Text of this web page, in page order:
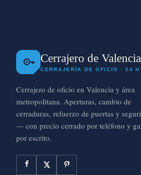
Cerrajero de
CERRAJERÍA DE OFICIO · 24 H
Cerrajero de oficio en Valencia y área
metropolitana. Aperturas, cambio de
cerraduras, refuerzo de puertas y
— con precio cerrado por teléfono y
por escrito.